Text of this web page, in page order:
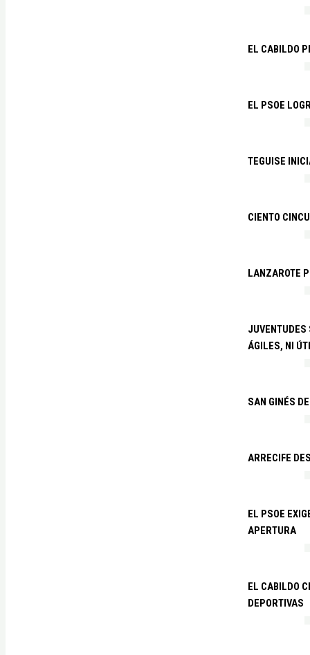
EL CABILDO
EL PSOE
TEGUISE
CIENTO
LANZAROTE
JUVENTUDES
ÁGILES, NI
SAN GINÉS
ARRECIFE
EL PSOE
APERTURA
EL CABILDO
DEPORTIVAS